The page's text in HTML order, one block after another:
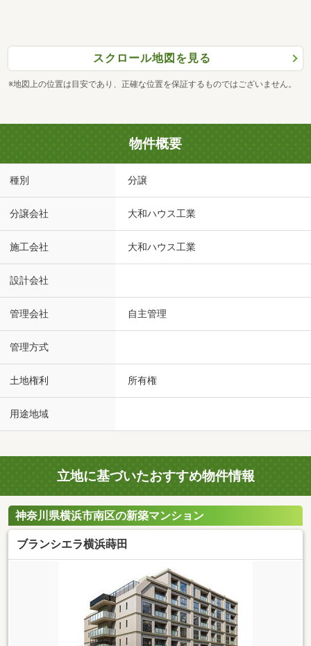
スクロール地図を見る
※地図上の位置は目安であり、正確な位置を保証するものではございません。
物件概要
種別 分譲
分譲会社 大和ハウス工業
施工会社 大和ハウス工業
設計会社
管理会社 自主管理
管理方式
土地権利 所有権
用途地域
立地に基づいたおすすめ物件情報
神奈川県横浜市南区の新築マンション
ブランシエラ横浜蒔田